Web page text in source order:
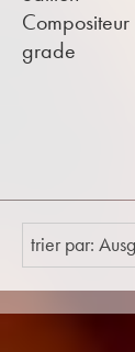
Compositeur
grade
trier par: